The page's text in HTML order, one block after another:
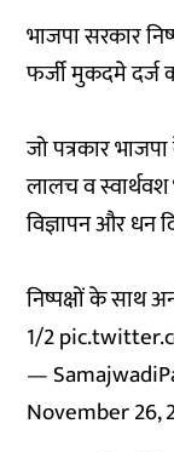
भाजपा सरकार
फर्जी मुकदमे
जो पत्रकार
लालच व
विज्ञापन और धन
निष्पक्षों के साथ
1/2
—
November 26,